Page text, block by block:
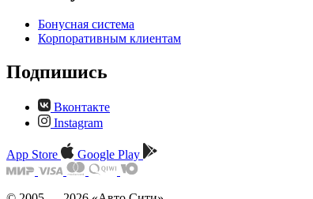
Бонусная система
Корпоративным клиентам
Подпишись
Вконтакте
Instagram
App Store Google Play